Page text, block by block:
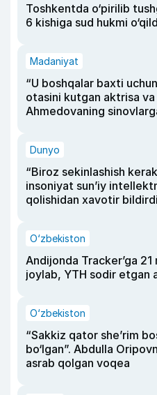
Toshkentda o‘pirilib
6 kishiga sud hukmi
Madaniyat
“U boshqalar baxti
otasini kutgan aktrisa
Ahmedovaning
Dunyo
“Biroz sekinlashish
insoniyat sun’iy
qolishidan xavotir bildirdi
O‘zbekiston
Andijonda Tracker’ga
joylab, YTH sodir etgan
O‘zbekiston
“Sakkiz qator she’rim
bo‘lgan”. Abdulla
asrab qolgan voqea